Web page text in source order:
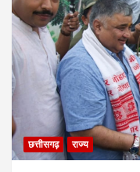
छत्तीसगढ़ राज्य